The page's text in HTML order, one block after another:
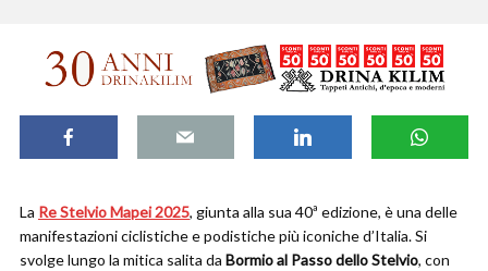
La Re Stelvio Mapei 2025, giunta alla sua 40ª edizione, è una delle
manifestazioni ciclistiche e podistiche più iconiche d’Italia. Si
svolge lungo la mitica salita da Bormio al Passo dello Stelvio, con